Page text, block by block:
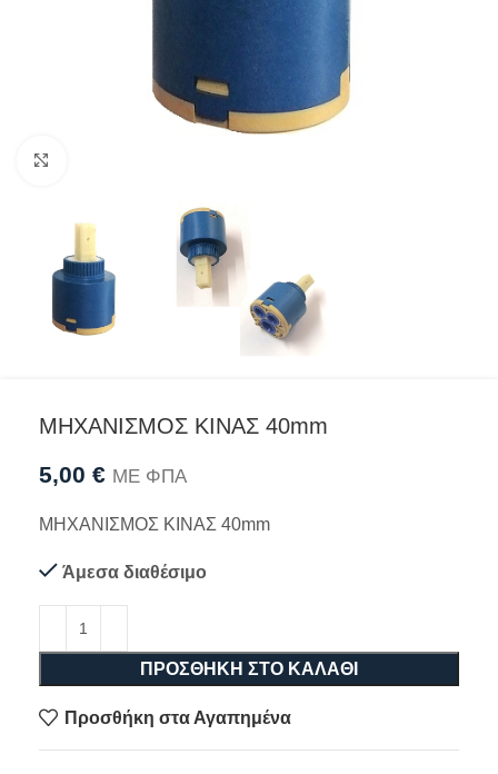
ΜΗΧΑΝΙΣΜΟΣ ΚΙΝΑΣ 40mm
5,00 € ΜΕ ΦΠΑ
ΜΗΧΑΝΙΣΜΟΣ ΚΙΝΑΣ 40mm
Άμεσα διαθέσιμο
ΠΡΟΣΘΉΚΗ ΣΤΟ ΚΑΛΆΘΙ
Προσθήκη στα Αγαπημένα